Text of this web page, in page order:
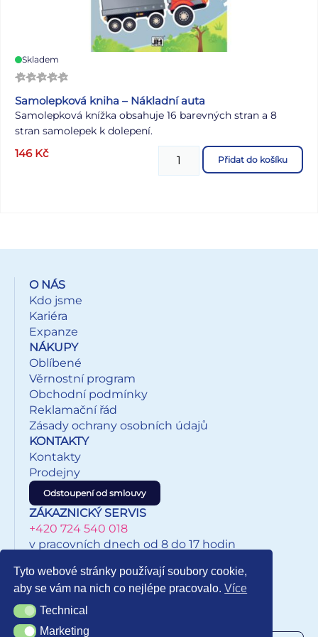
Skladem
Samolepková kniha – Nákladní auta
Samolepková knížka obsahuje 16 barevných stran a 8
stran samolepek k dolepení.
146 Kč Přidat do košíku
O NÁS
Kdo jsme
Kariéra
Expanze
NÁKUPY
Oblíbené
Věrnostní program
Obchodní podmínky
Reklamační řád
Zásady ochrany osobních údajů
KONTAKTY
Kontakty
Prodejny
Odstoupení od smlouvy
ZÁKAZNICKÝ SERVIS
+420 724 540 018
v pracovních dnech od 8 do 17 hodin
NEWSLETTER
Tyto webové stránky používají soubory cookie,
aby se vám na nich co nejlépe pracovalo.Více
TechnicalTechnical
MarketingMarketing